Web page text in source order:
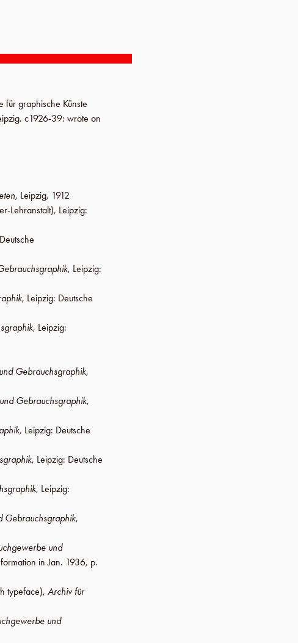
für graphische Künste
. c1926-39: wrote on
, Leipzig, 1912
Lehranstalt), Leipzig:
Deutsche
, Leipzig:
, Leipzig: Deutsche
, Leipzig:
Gebrauchsgraphik,
Gebrauchsgraphik,
, Leipzig: Deutsche
, Leipzig: Deutsche
, Leipzig:
Gebrauchsgraphik,
und
inJan. 1936, p.
typeface), Archiv für
und